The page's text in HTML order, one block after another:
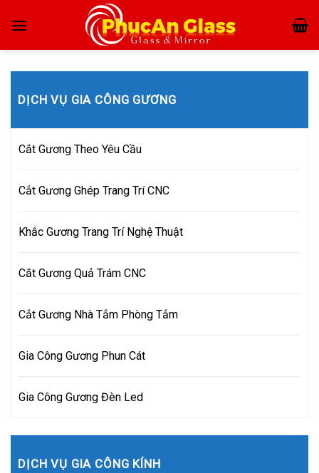
DỊCH VỤ GIA CÔNG GƯƠNG
Cắt Gương Theo Yêu Cầu
Cắt Gương Ghép Trang Trí CNC
Khắc Gương Trang Trí Nghệ Thuật
Cắt Gương Quả Trám CNC
Cắt Gương Nhà Tắm Phòng Tắm
Gia Công Gương Phun Cát
Gia Công Gương Đèn Led
DỊCH VỤ GIA CÔNG KÍNH